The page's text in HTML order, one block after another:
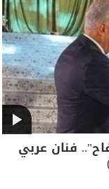
فنان عربي